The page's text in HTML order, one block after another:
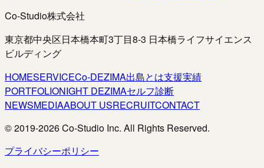
Co-Studio株式会社
東京都中央区日本橋本町3丁目8-3 日本橋ライフサイエンス
ビルディング
HOMESERVICECo-DEZIMA出島とは支援実績
PORTFOLIONIGHT DEZIMAセルフ診断
NEWSMEDIAABOUT USRECRUITCONTACT
© 2019-2026Co-Studio Inc. All Rights Reserved.
プライバシーポリシー